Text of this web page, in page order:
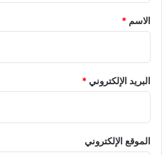
*
الاسم *
البريد الإلكتروني*
الموقع الإلكتروني